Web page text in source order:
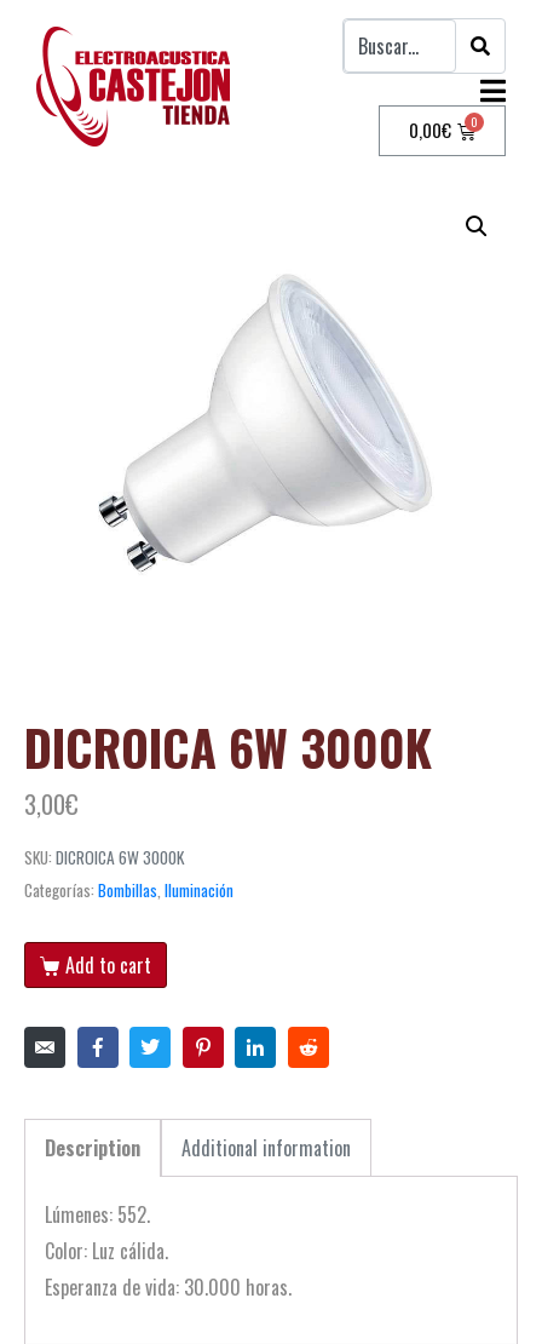
0,00€
DICROICA 6W 3000K
3,00€
SKU: DICROICA 6W 3000K
Categorías: Bombillas Iluminación
Add to cart
Description Additional information
Lúmenes: 552.
Color: Luz cálida.
Esperanza de vida: 30.000 horas.